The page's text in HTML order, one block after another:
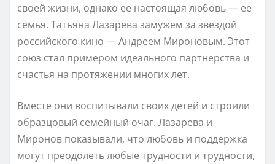
своей жизни, однако ее настоящая любовь — ее
семья. Татьяна Лазарева замужем за звездой
российского кино — Андреем Мироновым. Этот
союз стал примером идеального партнерства и
счастья на протяжении многих лет.
Вместе они воспитывали своих детей и строили
образцовый семейный очаг. Лазарева и
Миронов показывали, что любовь и поддержка
могут преодолеть любые трудности и трудности,